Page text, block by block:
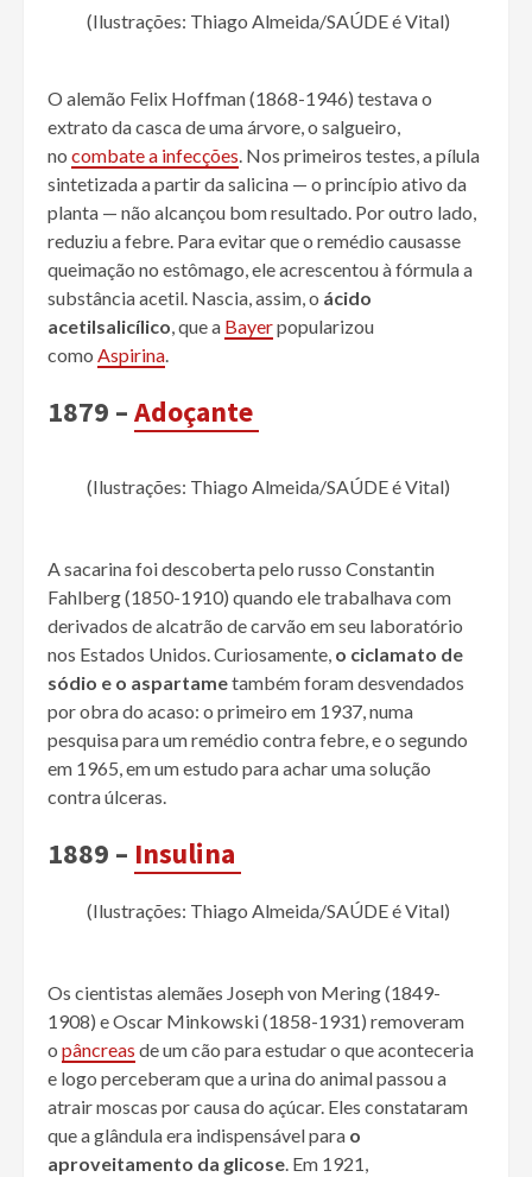
(Ilustrações: Thiago Almeida/SAÚDE é Vital)
O alemão Felix Hoffman (1868-1946) testava o
extrato da casca de uma árvore, o salgueiro,
no combate a infecções. Nos primeiros testes, a pílula
sintetizada a partir da salicina — o princípio ativo da
planta — não alcançou bom resultado. Por outro lado,
reduziu a febre. Para evitar que o remédio causasse
queimação no estômago, ele acrescentou à fórmula a
substância acetil. Nascia, assim, o ácido
acetilsalicílico, que a Bayerpopularizou
como Aspirina.
1879 –Adoçante
(Ilustrações: Thiago Almeida/SAÚDE é Vital)
A sacarina foi descoberta pelo russo Constantin
Fahlberg (1850-1910) quando ele trabalhava com
derivados de alcatrão de carvão em seu laboratório
nos Estados Unidos. Curiosamente, o ciclamato de
sódio e o aspartametambém foram desvendados
por obra do acaso: o primeiro em 1937, numa
pesquisa para um remédio contra febre, e o segundo
em 1965, em um estudo para achar uma solução
contra úlceras.
1889 – Insulina
(Ilustrações: Thiago Almeida/SAÚDE é Vital)
Os cientistas alemães Joseph von Mering (1849-
1908) e Oscar Minkowski (1858-1931) removeram
o pâncreas de um cão para estudar o que aconteceria
e logo perceberam que a urina do animal passou a
atrair moscas por causa do açúcar. Eles constataram
que a glândula era indispensável para o
aproveitamento da glicose. Em 1921,